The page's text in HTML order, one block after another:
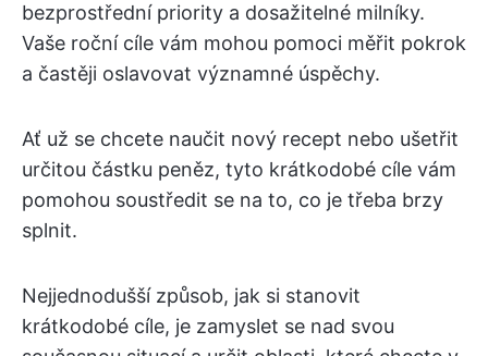
bezprostřední priority a dosažitelné milníky.
Vaše roční cíle vám mohou pomoci měřit pokrok
a častěji oslavovat významné úspěchy.
Ať už se chcete naučit nový recept nebo ušetřit
určitou částku peněz, tyto krátkodobé cíle vám
pomohou soustředit se na to, co je třeba brzy
splnit.
Nejjednodušší způsob, jak si stanovit
krátkodobé cíle, je zamyslet se nad svou